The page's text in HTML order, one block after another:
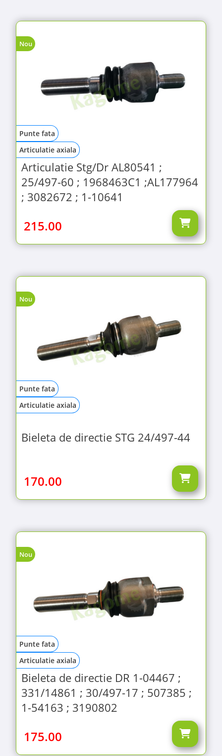
Nou
Punte fata
Articulatie axiala
Articulatie Stg/Dr AL80541 ;
25/497-60 ; 1968463C1 ;AL177964
; 3082672 ; 1-10641
215.00
Nou
Punte fata
Articulatie axiala
Bieleta de directie STG 24/497-44
170.00
Nou
Punte fata
Articulatie axiala
Bieleta de directie DR 1-04467 ;
331/14861 ; 30/497-17 ; 507385 ;
1-54163 ; 3190802
175.00